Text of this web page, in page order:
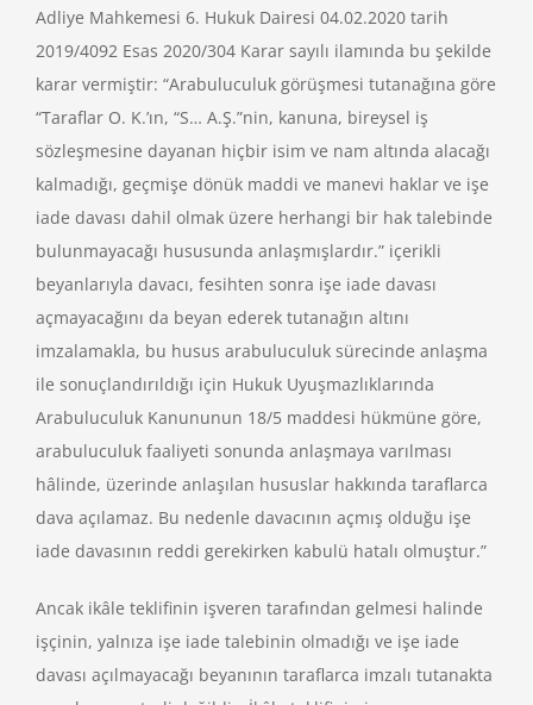
Adliye Mahkemesi 6. Hukuk Dairesi 04.02.2020 tarih
2019/4092 Esas 2020/304 Karar sayılı ilamında bu şekilde
karar vermiştir: “Arabuluculuk görüşmesi tutanağına göre
“Taraflar O. K.’ın, “S… A.Ş.”nin, kanuna, bireysel iş
sözleşmesine dayanan hiçbir isim ve nam altında alacağı
kalmadığı, geçmişe dönük maddi ve manevi haklar ve işe
iade davası dahil olmak üzere herhangi bir hak talebinde
bulunmayacağı hususunda anlaşmışlardır.” içerikli
beyanlarıyla davacı, fesihten sonra işe iade davası
açmayacağını da beyan ederek tutanağın altını
imzalamakla, bu husus arabuluculuk sürecinde anlaşma
ile sonuçlandırıldığı için Hukuk Uyuşmazlıklarında
Arabuluculuk Kanununun 18/5 maddesi hükmüne göre,
arabuluculuk faaliyeti sonunda anlaşmaya varılması
hâlinde, üzerinde anlaşılan hususlar hakkında taraflarca
dava açılamaz. Bu nedenle davacının açmış olduğu işe
iade davasının reddi gerekirken kabulü hatalı olmuştur.”
Ancak ikâle teklifinin işveren tarafından gelmesi halinde
işçinin, yalnıza işe iade talebinin olmadığı ve işe iade
davası açılmayacağı beyanının taraflarca imzalı tutanakta